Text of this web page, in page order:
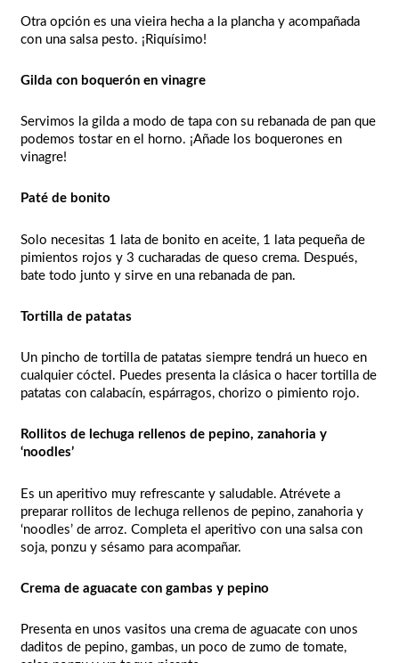
Otra opción es una vieira hecha a la plancha y acompañada
con una salsa pesto. ¡Riquísimo!
Gilda con boquerón en vinagre
Servimos la gilda a modo de tapa con su rebanada de pan que
podemos tostar en el horno. ¡Añade los boquerones en
vinagre!
Paté de bonito
Solo necesitas 1 lata de bonito en aceite, 1 lata pequeña de
pimientos rojos y 3 cucharadas de queso crema. Después,
bate todo junto y sirve en una rebanada de pan.
Tortilla de patatas
Un pincho de tortilla de patatas siempre tendrá un hueco en
cualquier cóctel. Puedes presenta la clásica o hacer tortilla de
patatas con calabacín, espárragos, chorizo o pimiento rojo.
Rollitos de lechuga rellenos de pepino, zanahoria y
‘noodles’
Es un aperitivo muy refrescante y saludable. Atrévete a
preparar rollitos de lechuga rellenos de pepino, zanahoria y
‘noodles’ de arroz. Completa el aperitivo con una salsa con
soja, ponzu y sésamo para acompañar.
Crema de aguacate con gambas y pepino
Presenta en unos vasitos una crema de aguacate con unos
daditos de pepino, gambas, un poco de zumo de tomate,